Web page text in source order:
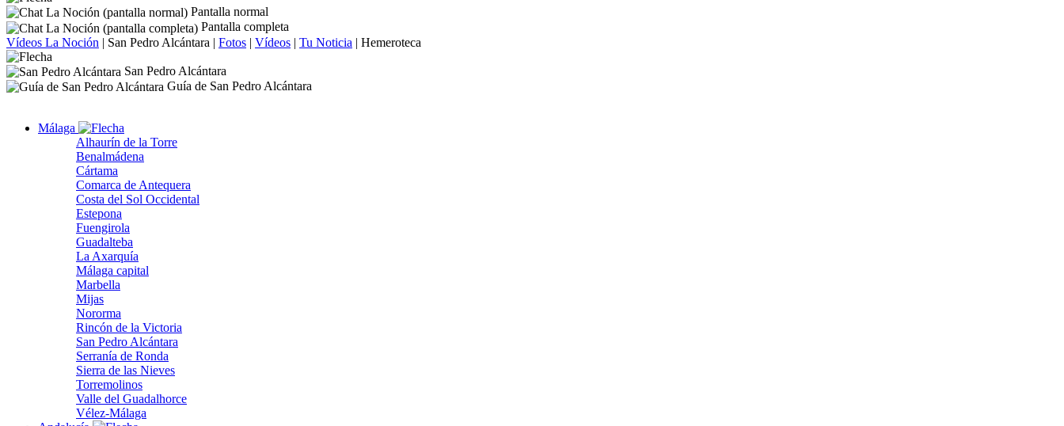
Pantalla normal
Pantalla completa
Vídeos La Noción | San Pedro Alcántara | Fotos | Vídeos | Tu Noticia | Hemeroteca
San Pedro Alcántara
Guía de San Pedro Alcántara
Málaga
Alhaurín de la Torre
Benalmádena
Cártama
Comarca de Antequera
Costa del Sol Occidental
Estepona
Fuengirola
Guadalteba
La Axarquía
Málaga capital
Marbella
Mijas
Nororma
Rincón de la Victoria
San Pedro Alcántara
Serranía de Ronda
Sierra de las Nieves
Torremolinos
Valle del Guadalhorce
Vélez-Málaga